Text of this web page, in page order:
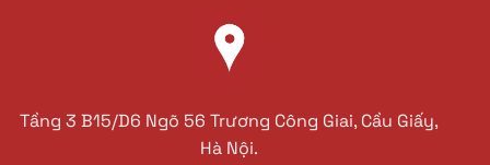
Tầng 3 B15/D6 Ngõ 56 Trương Công Giai, Cầu Giấy,
Hà Nội.